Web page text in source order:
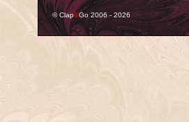
© Clap&Go 2006 - 2026